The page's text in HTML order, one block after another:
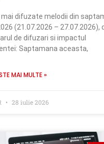
mai difuzate melodii din
(21.07.2026 – 27.07.2026),
de difuzari si impactul
Saptamana aceasta,
MAI MULTE »
28 iulie 2026